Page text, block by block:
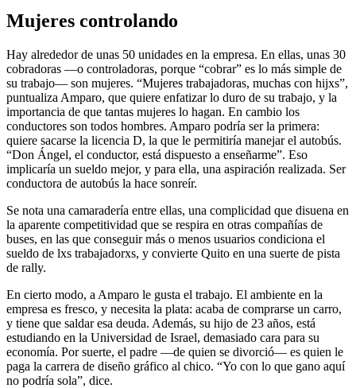
Mujeres controlando
Hay alrededor de unas 50 unidades en la empresa. En ellas, unas 30
cobradoras —o controladoras, porque “cobrar” es lo más simple de
su trabajo— son mujeres. “Mujeres trabajadoras, muchas con hijxs”,
puntualiza Amparo, que quiere enfatizar lo duro de su trabajo, y la
importancia de que tantas mujeres lo hagan. En cambio los
conductores son todos hombres. Amparo podría ser la primera:
quiere sacarse la licencia D, la que le permitiría manejar el autobús.
“Don Ángel, el conductor, está dispuesto a enseñarme”. Eso
implicaría un sueldo mejor, y para ella, una aspiración realizada. Ser
conductora de autobús la hace sonreír.
Se nota una camaradería entre ellas, una complicidad que disuena en
la aparente competitividad que se respira en otras compañías de
buses, en las que conseguir más o menos usuarios condiciona el
sueldo de lxs trabajadorxs, y convierte Quito en una suerte de pista
de rally.
En cierto modo, a Amparo le gusta el trabajo. El ambiente en la
empresa es fresco, y necesita la plata: acaba de comprarse un carro,
y tiene que saldar esa deuda. Además, su hijo de 23 años, está
estudiando en la Universidad de Israel, demasiado cara para su
economía. Por suerte, el padre —de quien se divorció— es quien le
paga la carrera de diseño gráfico al chico. “Yo con lo que gano aquí
no podría sola”, dice.